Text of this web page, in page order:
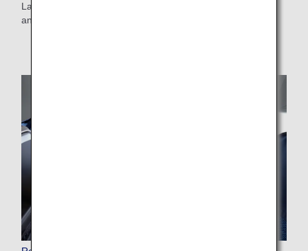
Langstreckenflügen. Mit diesen Artikeln genießen Sie eine
angenehme Nachtruhe.